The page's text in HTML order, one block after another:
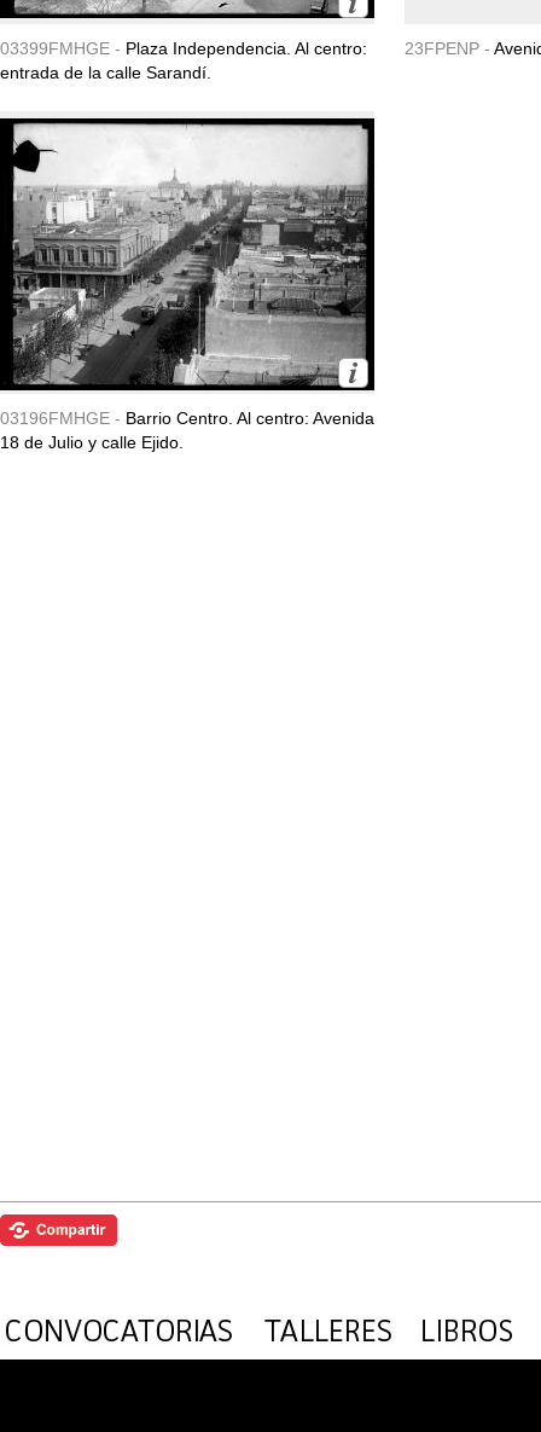
03399FMHGE - Plaza Independencia. Al centro:
entrada de la calle Sarandí.
23FPENP -
03196FMHGE - Barrio Centro. Al centro: Avenida
18 de Julio y calle Ejido.